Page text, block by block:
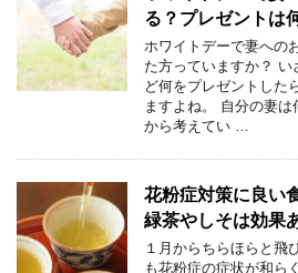
る？プレゼントは
ホワイトデーで妻への
た方っていますか？
ど何をプレゼントした
ますよね。 自分の妻
から考えてい …
花粉症対策に良い
緑茶やしそは効果
１月からちらほらと飛
も花粉症の症状が和ら